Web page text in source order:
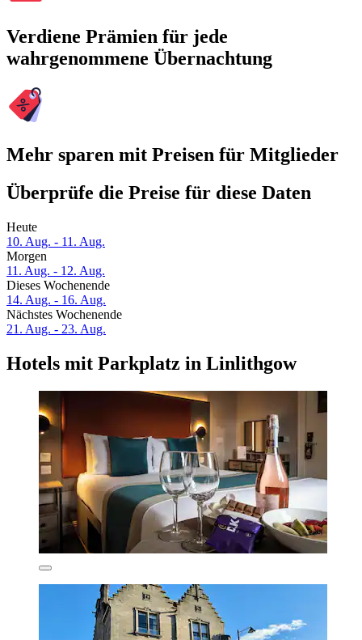
Verdiene Prämien für jede
wahrgenommene Übernachtung
Mehr sparen mit Preisen für Mitglieder
Überprüfe die Preise für diese Daten
Heute
10. Aug. - 11. Aug.
Morgen
11. Aug. - 12. Aug.
Dieses Wochenende
14. Aug. - 16. Aug.
Nächstes Wochenende
21. Aug. - 23. Aug.
Hotels mit Parkplatz in Linlithgow